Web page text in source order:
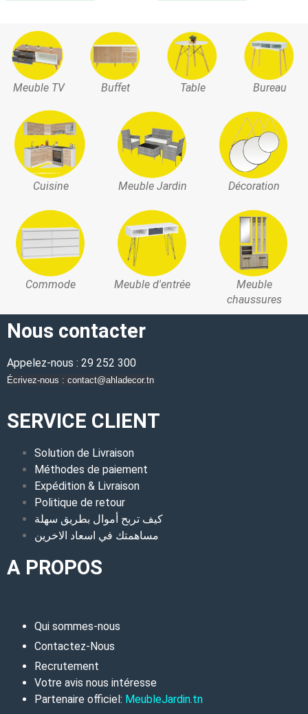
Meuble TV Buffet Table Bureau
Cuisine Meuble Jardin Décoration
Commode Meuble d'entrée
Meuble
chaussures
Nous contacter
Appelez-nous : 29 252 300
Écrivez-nous : contact@ahladecor.tn
SERVICE CLIENT
Solution de Livraison
Méthodes de paiement
Expédition & Livraison
Politique de retour
كيف تربح أموال بطريق سهلة
مساهمتك في اسعاد الاخرين
A PROPOS
Qui sommes-nous
Contactez-Nous
Recrutement
Votre avis nous intéresse
Partenaire officiel: MeubleJardin.tn